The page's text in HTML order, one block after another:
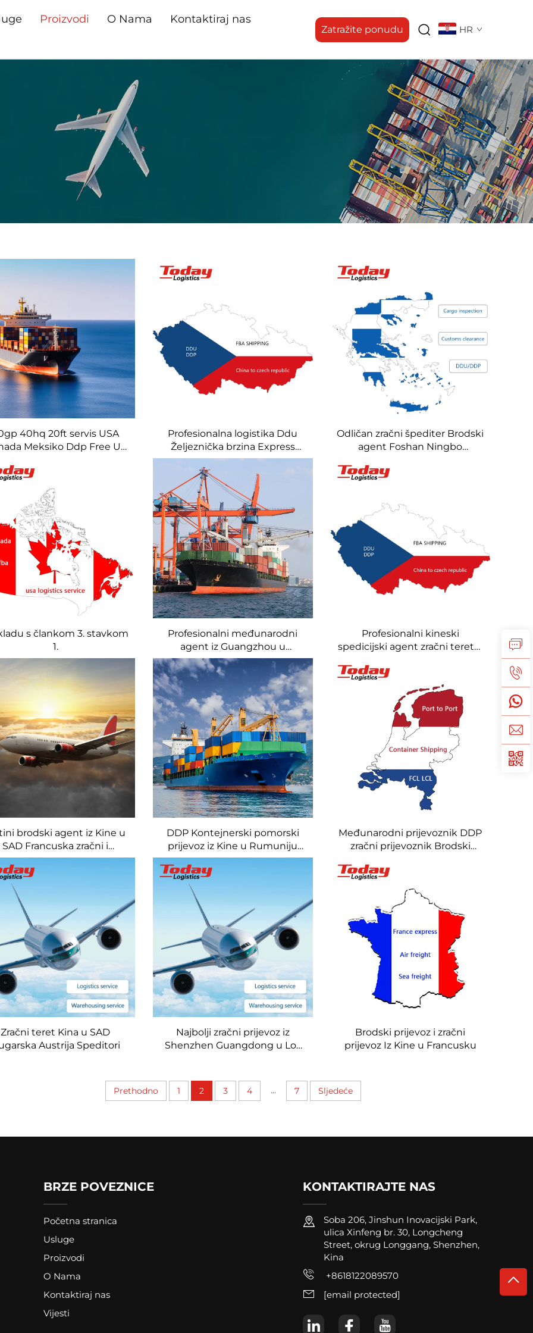
Proizvodi O Nama Kontaktiraj nas
Zatražite ponudu HR
40hq 20ft servis USA
Meksiko Ddp Free Us
Logistički agent
Isporuka iz Kine
Profesionalna logistika Ddu
Željeznička brzina Express
Shipping Agent Kina u Češku
Republiku Transport
Odličan zračni špediter Brodski
agent Foshan Ningbo
Kong Kina u Grčku Portugal
s člankom 3. stavkom
1.
Profesionalni međunarodni
agent iz Guangzhou u
Portugal Jeftini pomorski
prijevoz
Profesionalni kineski
spedicijski agent zračni teretni
u Češku Republiku s DDP
uslugom
brodski agent iz Kine u
SAD Francuska zračni i
pomorski prijevoz
DDP Kontejnerski pomorski
prijevoz iz Kine u Rumuniju
Speditor
Međunarodni prijevoznik DDP
zračni prijevoznik Brodski
Zračni teret Kina u SAD
Austrija Speditori
Najbolji zračni prijevoz iz
Shenzhen Guangdong u Los
Brodski prijevoz i zračni
prijevoz Iz Kine u Francusku
Prethodno 1 2 3 4 ... 7 Sljedeće
BRZE POVEZNICE
Početna stranica
Usluge
Proizvodi
O Nama
Kontaktiraj nas
Vijesti
KONTAKTIRAJTE NAS
Soba 206, Jinshun Inovacijski Park,
ulica Xinfeng br. 30, Longcheng
Street, okrug Longgang, Shenzhen,
Kina
+8618122089570
[email protected]